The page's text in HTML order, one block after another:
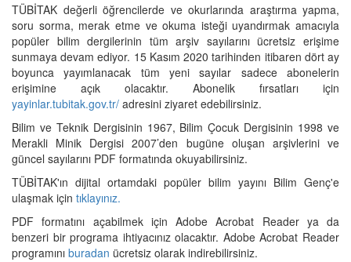
TÜBİTAK değerli öğrencilerde ve okurlarında araştırma yapma,
soru sorma, merak etme ve okuma isteği uyandırmak amacıyla
popüler bilim dergilerinin tüm arşiv sayılarını ücretsiz erişime
sunmaya devam ediyor. 15 Kasım 2020 tarihinden itibaren dört ay
boyunca yayımlanacak tüm yeni sayılar sadece abonelerin
erişimine açık olacaktır. Abonelik fırsatları için
yayinlar.tubitak.gov.tr/ adresini ziyaret edebilirsiniz.
Bilim ve Teknik Dergisinin 1967, Bilim Çocuk Dergisinin 1998 ve
Merakli Minik Dergisi 2007’den bugüne oluşan arşivlerini ve
güncel sayılarını PDF formatında okuyabilirsiniz.
TÜBİTAK'ın dijital ortamdaki popüler bilim yayını Bilim Genç'e
ulaşmak için tıklayınız.
PDF formatını açabilmek için Adobe Acrobat Reader ya da
benzeri bir programa ihtiyacınız olacaktır. Adobe Acrobat Reader
programını buradan ücretsiz olarak indirebilirsiniz.